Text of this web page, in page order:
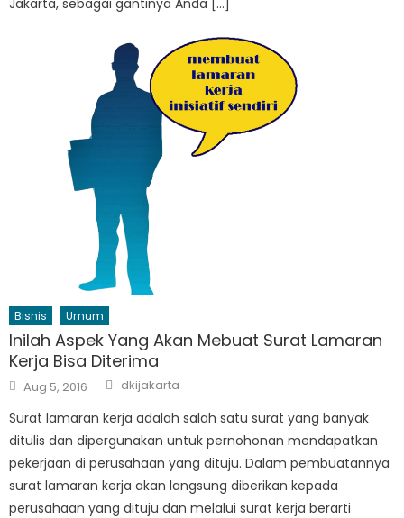
Jakarta, sebagai gantinya Anda […]
Bisnis Umum
Inilah Aspek Yang Akan Mebuat Surat Lamaran
Kerja Bisa Diterima
Posted
on
Aug 5, 2016 Author
dkijakarta
Surat lamaran kerja adalah salah satu surat yang banyak
ditulis dan dipergunakan untuk pernohonan mendapatkan
pekerjaan di perusahaan yang dituju. Dalam pembuatannya
surat lamaran kerja akan langsung diberikan kepada
perusahaan yang dituju dan melalui surat kerja berarti